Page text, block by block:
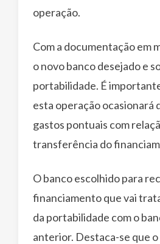
operação.
Com a documentação em
o novo banco desejado e
portabilidade. É
esta operação ocasionará
gastos pontuais com
transferência do
O banco escolhido para
financiamento que vai
da portabilidade com o
anterior. Destaca-se que